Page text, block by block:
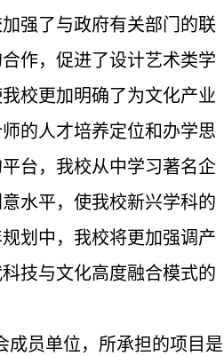
强了与政府有关部门的联
作，促进了设计艺术类学
校更加明确了为文化产业
的人才培养定位和办学思
台，我校从中学习著名企
水平，使我校新兴学科的
划中，我校将更加强调产
技与文化高度融合模式的
成员单位，所承担的项目是